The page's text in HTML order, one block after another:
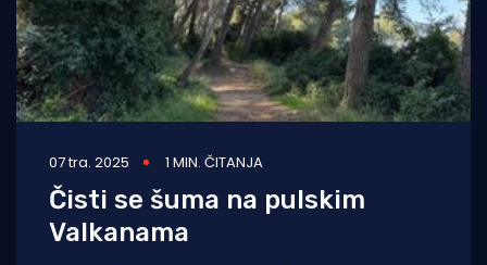
07 tra. 2025 1 MIN. ČITANJA
Čisti se šuma na pulskim
Valkanama